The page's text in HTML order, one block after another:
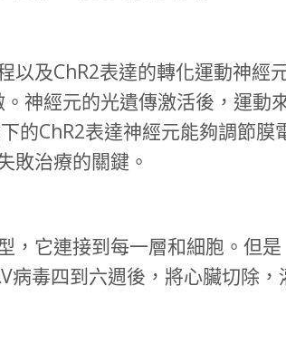
及ChR2表達的轉化運動神經
神經元的光遺傳激活後，運動
的ChR2表達神經元能夠調節
敗治療的關鍵。
它連接到每一層和細胞。但是
病毒四到六週後，將心臟切除